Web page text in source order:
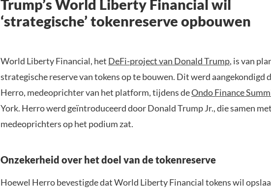
Trump’s World Liberty Financial wil
‘strategische’ tokenreserve opbouwen
World Liberty Financial, het DeFi-project van Donald Trump, is van
strategische reserve van tokens op te bouwen. Dit werd aangekondigd
Herro, medeoprichter van het platform, tijdens deOndo Finance
York. Herro werd geïntroduceerd door Donald Trump Jr., die samen
medeoprichters op het podium zat.
Onzekerheid over het doel van de tokenreserve
Hoewel Herro bevestigde dat World Liberty Financial tokens wil